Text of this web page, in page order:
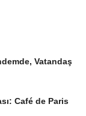
Vatandaş
Café de Paris